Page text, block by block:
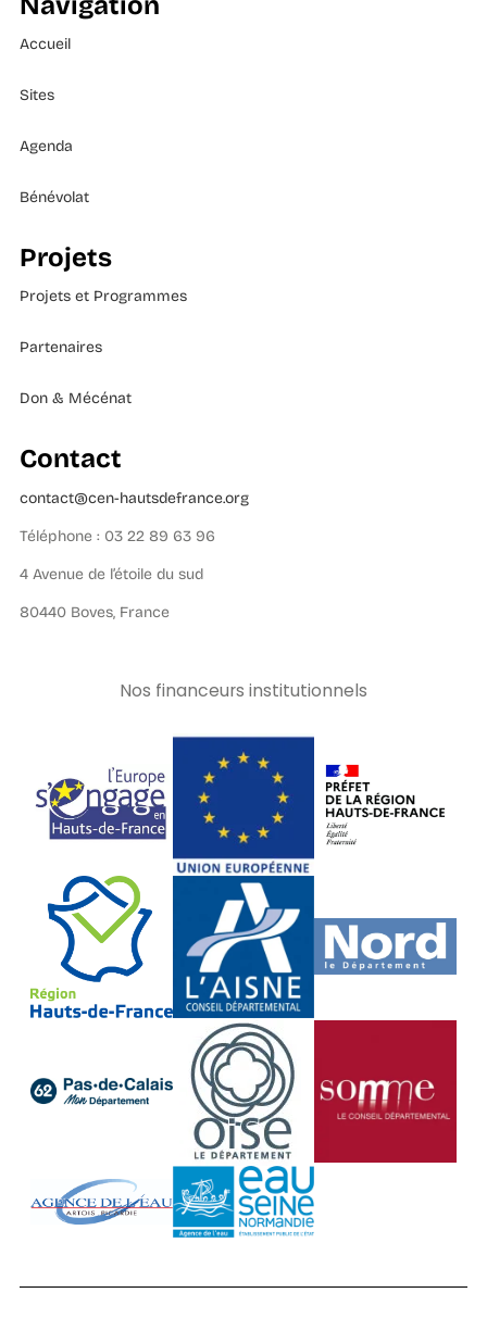
Accueil
Sites
Agenda
Bénévolat
Projets
Projets et Programmes
Partenaires
Don & Mécénat
Contact
contact@cen-hautsdefrance.org
Téléphone : 03 22 89 63 96
4 Avenue de l’étoile du sud
80440 Boves, France
Nos financeurs institutionnels